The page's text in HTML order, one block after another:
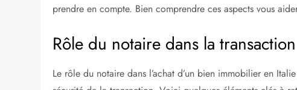
prendre en compte. Bien comprendre ces aspects vous
Rôle du notaire dans la transaction
Le rôle du notaire dans l’achat d’un bien immobilier en